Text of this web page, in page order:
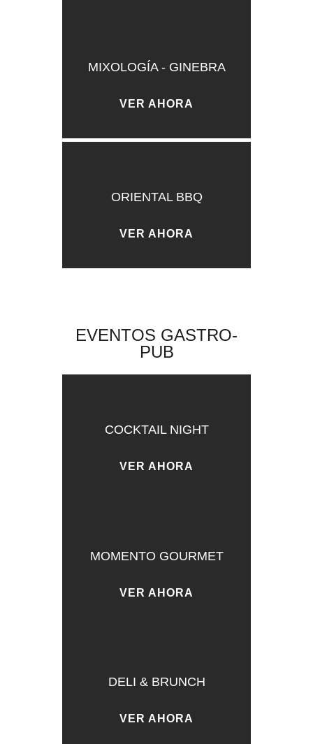
MIXOLOGÍA - GINEBRA
VER AHORA
ORIENTAL BBQ
VER AHORA
EVENTOS GASTRO-
PUB
COCKTAIL NIGHT
VER AHORA
MOMENTO GOURMET
VER AHORA
DELI & BRUNCH
VER AHORA